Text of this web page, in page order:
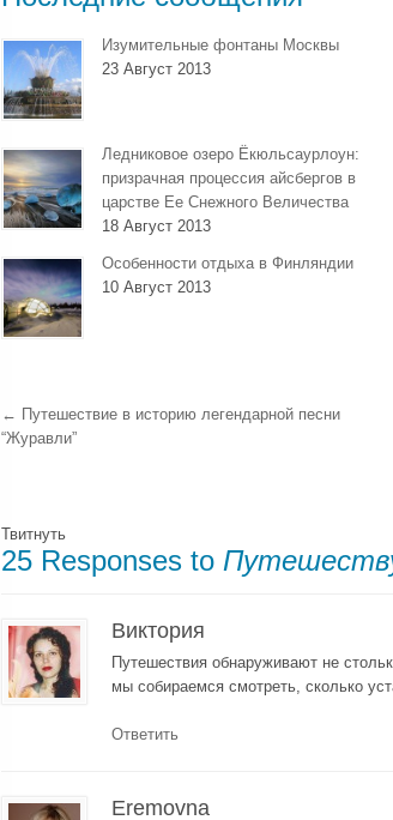
Изумительные фонтаны Москвы
23 Август 2013
Ледниковое озеро Ёкюльсаурлоун:
призрачная процессия айсбергов в
царстве Ее Снежного Величества
18 Август 2013
Особенности отдыха в Финляндии
10 Август 2013
← Путешествие в историю легендарной песни
“Журавли”
Твитнуть
25 Responses to
Виктория
Путешествия обнаруживают не
мы собираемся смотреть, сколько
Ответить
Eremovna